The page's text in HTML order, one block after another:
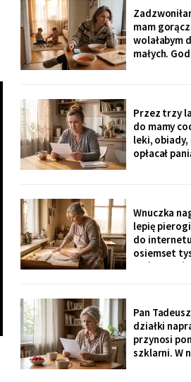
ja co
obiadem.
przyszli we
mam
wolałabym
małych.
przyszedł
im obiad?
głodni".
Przez trzy
do mamy
leki,
opłacał
kilka
rozliczenie:
połowa za
osiem
tak chciała".
Wnuczka
lepię
do
osiemset
wyświetleń
babcie.
dwa razy i
tylko:
chociaż
fartuch".
Pan
działki
przynosi
szklarni. W